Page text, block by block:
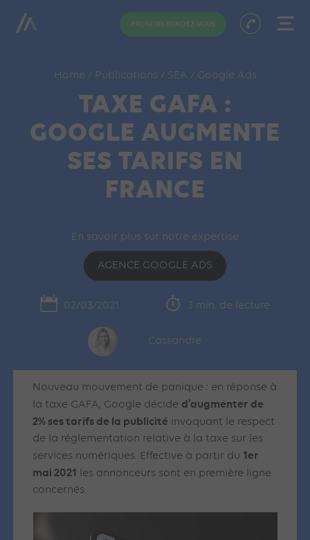
PRENDRE RENDEZ-VOUS
Home / Publications / SEA / Google Ads
TAXE GAFA :
GOOGLE AUGMENTE
SES TARIFS EN
FRANCE
En savoir plus sur notre expertise
AGENCE GOOGLE ADS
02/03/2021 3 min. de lecture
Cassandre
Nouveau mouvement de panique : en réponse à
la taxe GAFA, Google décide d’augmenter de
2% ses tarifs de la publicité invoquant le respect
de la réglementation relative à la taxe sur les
services numériques. Effective à partir du 1er
mai 2021 les annonceurs sont en première ligne
concernés.